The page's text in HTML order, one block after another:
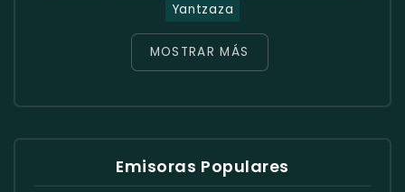
Yantzaza
MOSTRAR MÁS
Emisoras Populares